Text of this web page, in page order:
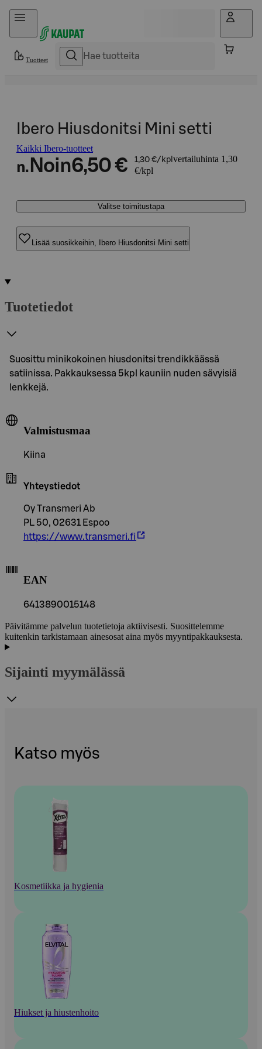
Hyppää sisältöön
Tuotteet
Ibero Hiusdonitsi Mini setti
Kaikki Ibero-tuotteet
n. Noin6,50 € 1,30 €/kpl vertailuhinta 1,30
€/kpl
Valitse toimitustapa
Lisää suosikkeihin, Ibero Hiusdonitsi Mini setti
Tuotetiedot
Suosittu minikokoinen hiusdonitsi trendikkäässä
satiinissa. Pakkauksessa 5kpl kauniin nuden sävyisiä
lenkkejä.
Valmistusmaa
Kiina
Yhteystiedot
Oy Transmeri Ab
PL 50, 02631 Espoo
https://www.transmeri.fi
EAN
6413890015148
Päivitämme palvelun tuotetietoja aktiivisesti. Suosittelemme
kuitenkin tarkistamaan ainesosat aina myös myyntipakkauksesta.
Sijainti myymälässä
Katso myös
Kosmetiikka ja hygienia
Hiukset ja hiustenhoito